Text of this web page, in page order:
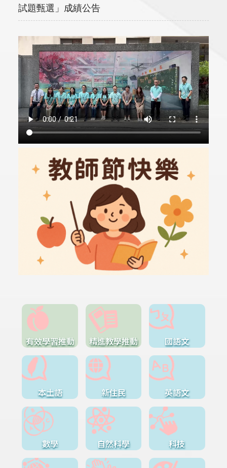
試題甄選」成績公告
有效學習推動 精進教學推動 國語文
本土語 新住民 英語文
數學 自然科學 科技